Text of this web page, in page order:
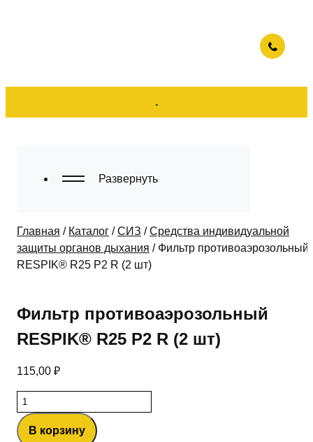
.
Главная / Каталог /СИЗ /Средства индивидуальной
защиты органов дыхания / Фильтр противоаэрозольный
RESPIK® R25 P2 R (2 шт)
Фильтр противоаэрозольный
RESPIK® R25 P2 R (2 шт)
115,00 ₽
Количество
товара
Фильтр
В корзину
Развернуть